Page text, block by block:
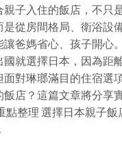
親子入住的飯店，不只
是從房間格局、衛浴設
爸媽省心、孩子開心
國就選擇日本，因為距
面對琳瑯滿目的住宿選
店？這篇文章將分享
點整理 選擇日本親子飯